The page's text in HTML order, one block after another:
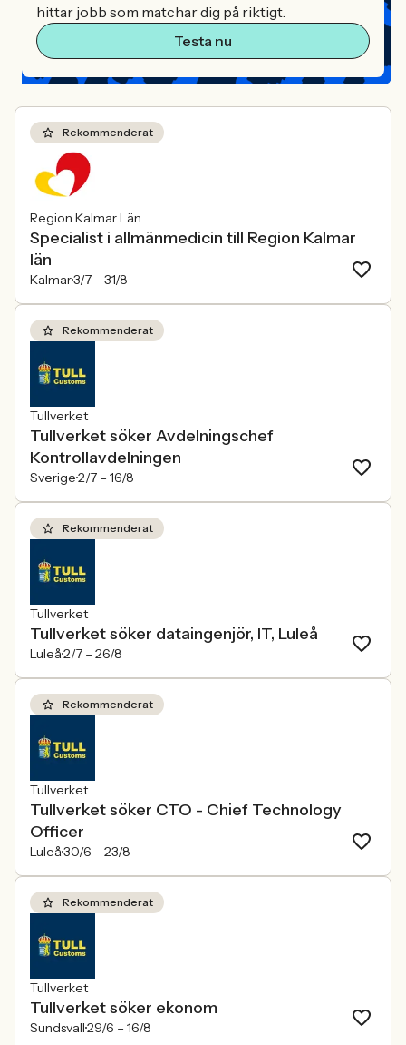
hittar jobb som matchar dig på riktigt.
Testa nu
Rekommenderat
Region Kalmar Län
Specialist i allmänmedicin till Region Kalmar
län
Kalmar3/7 – 31/8
Rekommenderat
Tullverket
Tullverket söker Avdelningschef
Kontrollavdelningen
Sverige2/7 – 16/8
Rekommenderat
Tullverket
Tullverket söker dataingenjör, IT, Luleå
Luleå2/7 – 26/8
Rekommenderat
Tullverket
Tullverket söker CTO - Chief Technology
Officer
Luleå30/6 – 23/8
Rekommenderat
Tullverket
Tullverket söker ekonom
Sundsvall29/6 – 16/8